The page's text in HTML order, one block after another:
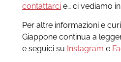
contattarcie… ci vediamo
Per altre informazioni e
Giappone continua a
e seguici su Instagram e